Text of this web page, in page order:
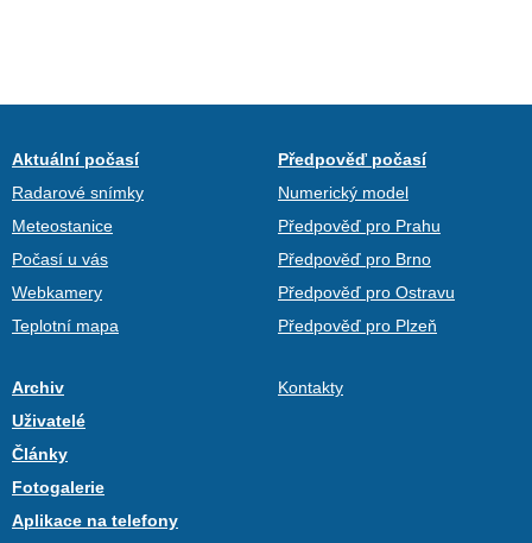
Aktuální počasí
Radarové snímky
Meteostanice
Počasí u vás
Webkamery
Teplotní mapa
Předpověď počasí
Numerický model
Předpověď pro Prahu
Předpověď pro Brno
Předpověď pro Ostravu
Předpověď pro Plzeň
Archiv
Uživatelé
Články
Fotogalerie
Aplikace na telefony
Kontakty